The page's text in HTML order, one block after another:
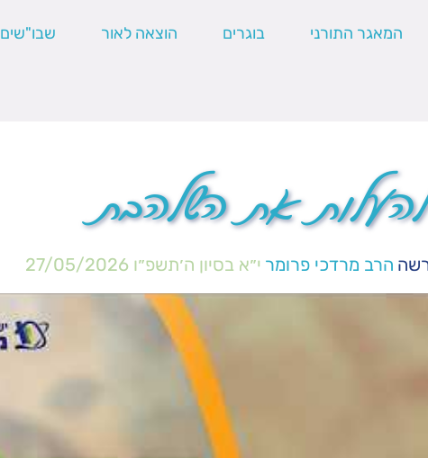
המאגר התורני בוגרים הוצאה לאור שבו"שים
את השלהבת
הרב מרדכי פרומר י״א בסיון ה׳תשפ״ו 27/05/2026